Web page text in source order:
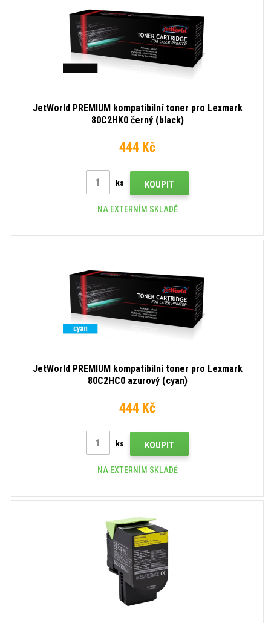
JetWorld PREMIUM kompatibilní toner pro Lexmark
80C2HK0 černý (black)
444 Kč
ks KOUPIT
NA EXTERNÍM SKLADĚ
JetWorld PREMIUM kompatibilní toner pro Lexmark
80C2HC0 azurový (cyan)
444 Kč
ks KOUPIT
NA EXTERNÍM SKLADĚ